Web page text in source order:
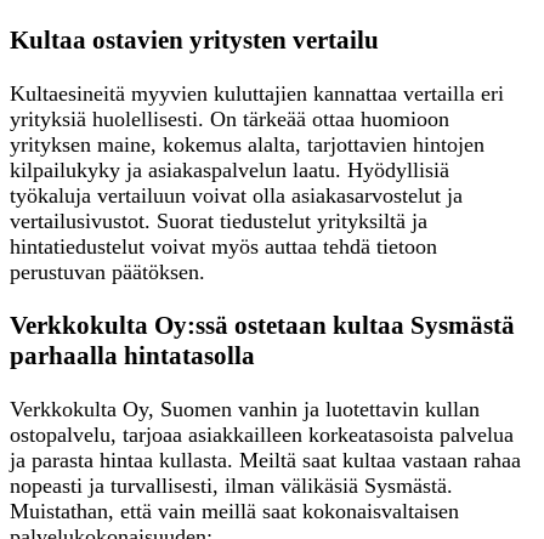
Kultaa ostavien yritysten vertailu
Kultaesineitä myyvien kuluttajien kannattaa vertailla eri
yrityksiä huolellisesti. On tärkeää ottaa huomioon
yrityksen maine, kokemus alalta, tarjottavien hintojen
kilpailukyky ja asiakaspalvelun laatu. Hyödyllisiä
työkaluja vertailuun voivat olla asiakasarvostelut ja
vertailusivustot. Suorat tiedustelut yrityksiltä ja
hintatiedustelut voivat myös auttaa tehdä tietoon
perustuvan päätöksen.
Verkkokulta Oy:ssä ostetaan kultaa Sysmästä
parhaalla hintatasolla
Verkkokulta Oy, Suomen vanhin ja luotettavin kullan
ostopalvelu, tarjoaa asiakkailleen korkeatasoista palvelua
ja parasta hintaa kullasta. Meiltä saat kultaa vastaan rahaa
nopeasti ja turvallisesti, ilman välikäsiä Sysmästä.
Muistathan, että vain meillä saat kokonaisvaltaisen